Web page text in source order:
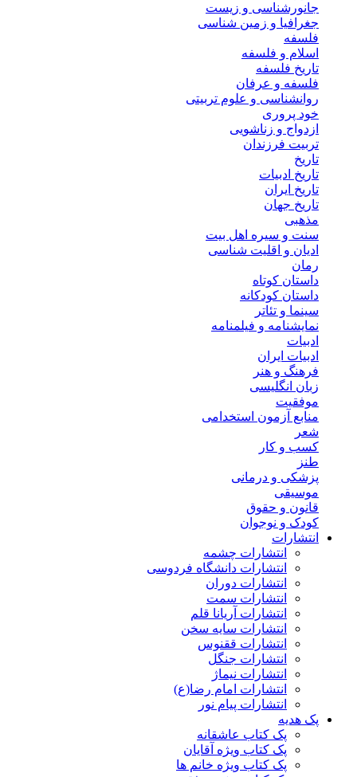
جانورشناسی و زیست
جغرافیا و زمین شناسی
فلسفه
اسلام و فلسفه
تاریخ فلسفه
فلسفه و عرفان
روانشناسی و علوم تربیتی
خود پروری
ازدواج و زناشویی
تربیت فرزندان
تاریخ
تاریخ ادبیات
تاریخ ایران
تاریخ جهان
مذهبی
سنت و سیره اهل بیت
ادیان و اقلیت شناسی
رمان
داستان کوتاه
داستان کودکانه
سینما و تئاتر
نمایشنامه و فیلمنامه
ادبیات
ادبیات ایران
فرهنگ و هنر
زبان انگلیسی
موفقیت
منابع آزمون استخدامی
شعر
کسب و کار
طنز
پزشکی و درمانی
موسیقی
قانون و حقوق
کودک و نوجوان
انتشارات
انتشارات چشمه
انتشارات دانشگاه فردوسی
انتشارات دوران
انتشارات سمت
انتشارات آریانا قلم
انتشارات سایه سخن
انتشارات ققنوس
انتشارات جنگل
انتشارات نیماژ
انتشارات امام رضا(ع)
انتشارات پیام نور
پک هدیه
پک کتاب عاشقانه
پک کتاب ویژه آقایان
پک کتاب ویژه خانم ها